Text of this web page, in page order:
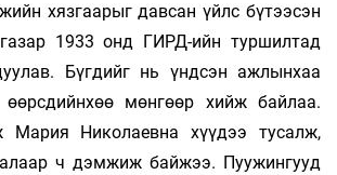
хязгаарыг давсан үйлс бүтээсэн
1933 онд ГИРД-ийн туршилтад
Бүгдийг нь үндсэн ажлынхаа
өөрсдийнхөө мөнгөөр хийж байлаа.
Мария Николаевна хүүдээ тусалж,
ч дэмжиж байжээ. Пуужингууд